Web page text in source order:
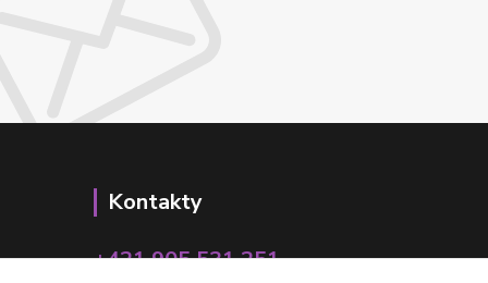
Kontakty
+421 905 531 251